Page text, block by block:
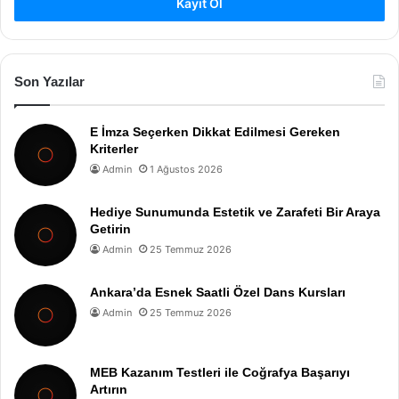
Kayıt Ol
Son Yazılar
E İmza Seçerken Dikkat Edilmesi Gereken
Kriterler
Admin 1 Ağustos 2026
Hediye Sunumunda Estetik ve Zarafeti Bir Araya
Getirin
Admin 25 Temmuz 2026
Ankara’da Esnek Saatli Özel Dans Kursları
Admin 25 Temmuz 2026
MEB Kazanım Testleri ile Coğrafya Başarıyı
Artırın